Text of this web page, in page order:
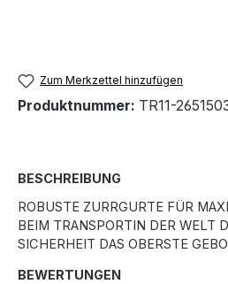
Zum Merkzettel hinzufügen
Produktnummer: TR11-
BESCHREIBUNG
ROBUSTE ZURRGURTE FÜR
BEIM TRANSPORTIN DER WELT
SICHERHEIT DAS OBERSTE
BEWERTUNGEN